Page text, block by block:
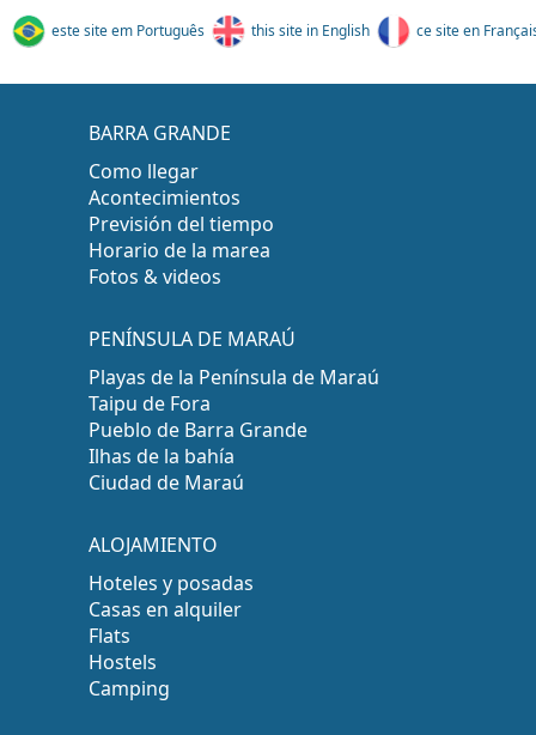
este site em Português this site in English ce site en
BARRA GRANDE
Como llegar
Acontecimientos
Previsión del tiempo
Horario de la marea
Fotos & videos
PENÍNSULA DE MARAÚ
Playas de la Península de Maraú
Taipu de Fora
Pueblo de Barra Grande
Ilhas de la bahía
Ciudad de Maraú
ALOJAMIENTO
Hoteles y posadas
Casas en alquiler
Flats
Hostels
Camping